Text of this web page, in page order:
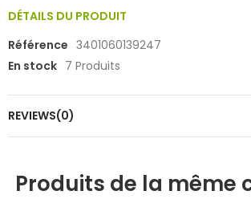
DÉTAILS DU PRODUIT
Référence 3401060139247
En stock 7 Produits
REVIEWS(0)
Produits de la même